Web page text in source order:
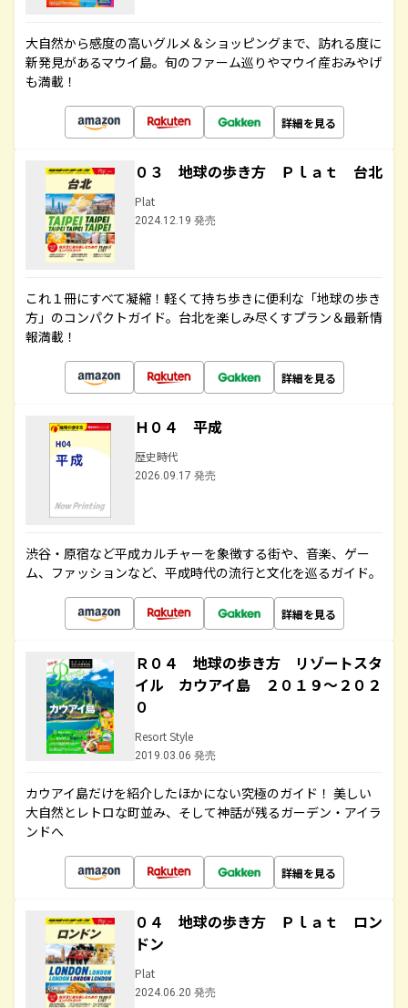
大自然から感度の高いグルメ＆ショッピングまで、訪れる度に
新発見があるマウイ島。旬のファーム巡りやマウイ産おみやげ
も満載！
詳細を見る
０３ 地球の歩き方 Ｐｌａｔ 台北
Plat
2024.12.19 発売
これ１冊にすべて凝縮！軽くて持ち歩きに便利な「地球の歩き
方」のコンパクトガイド。台北を楽しみ尽くすプラン＆最新情
報満載！
詳細を見る
Ｈ０４ 平成
歴史時代
2026.09.17 発売
渋谷・原宿など平成カルチャーを象徴する街や、音楽、ゲー
ム、ファッションなど、平成時代の流行と文化を巡るガイド。
詳細を見る
Ｒ０４ 地球の歩き方 リゾートスタ
イル カウアイ島 ２０１９～２０２
０
Resort Style
2019.03.06 発売
カウアイ島だけを紹介したほかにない究極のガイド！ 美しい
大自然とレトロな町並み、そして神話が残るガーデン・アイラ
ンドへ
詳細を見る
０４ 地球の歩き方 Ｐｌａｔ ロン
ドン
Plat
2024.06.20 発売